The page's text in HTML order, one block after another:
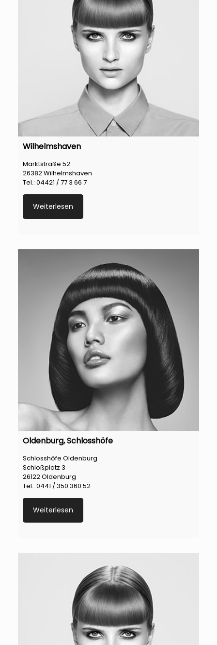
Wilhelmshaven
Marktstraße 52
26382 Wilhelmshaven
Tel.: 04421 / 77 3 66 7
Weiterlesen
Oldenburg, Schlosshöfe
Schlosshöfe Oldenburg
Schloßplatz 3
26122 Oldenburg
Tel.: 0441 / 350 360 52
Weiterlesen